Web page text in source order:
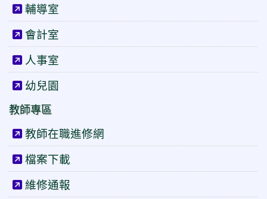
輔導室
會計室
人事室
幼兒園
教師專區
教師在職進修網
檔案下載
維修通報